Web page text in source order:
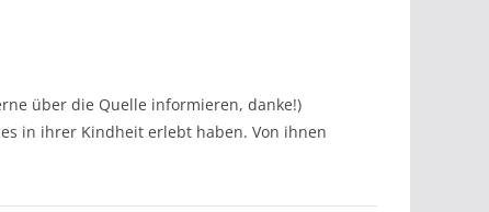
über die Quelle informieren, danke!)
in ihrer Kindheit erlebt haben. Von ihnen